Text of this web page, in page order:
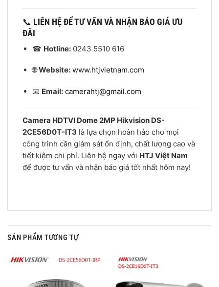
📞 LIÊN HỆ ĐỂ TƯ VẤN VÀ NHẬN BÁO GIÁ ƯU
ĐÃI
☎ Hotline:0243 5510 616
🌐Website: www.htjvietnam.com
📧 Email: camerahtj@gmail.com
Camera HDTVI Dome 2MP Hikvision DS-
2CE56D0T-IT3 là lựa chọn hoàn hảo cho mọi
công trình cần giám sát ổn định, chất lượng cao và
tiết kiệm chi phí. Liên hệ ngay với HTJ Việt Nam
để được tư vấn và nhận báo giá tốt nhất hôm nay!
SẢN PHẨM TƯƠNG TỰ